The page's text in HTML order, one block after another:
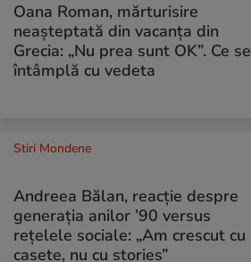
Oana Roman, mărturisire
neașteptată din vacanța din
Grecia: „Nu prea sunt OK”. Ce se
întâmplă cu vedeta
Stiri Mondene
Andreea Bălan, reacție despre
generația anilor ’90 versus
rețelele sociale: „Am crescut cu
casete, nu cu stories”